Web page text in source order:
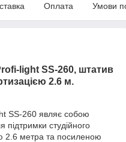
Оплата Умови
light SS-260, штатив
2.6 м.
SS-260 являє собою
підтримки студійного
2.6 метра та посиленою